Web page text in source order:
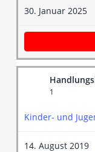
30. Januar 2025
1
Kinder- und
14. August 2019